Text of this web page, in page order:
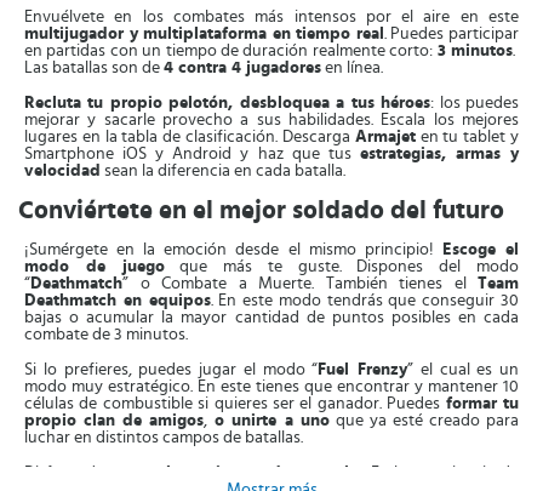
Envuélvete en los combates más intensos por el aire en este
multijugador y multiplataforma en tiempo real . Puedes participar
en partidas con un tiempo de duración realmente corto: 3 minutos.
Las batallas son de 4 contra 4 jugadores en línea.
Recluta tu propio pelotón, desbloquea a tus héroes: los puedes
mejorar y sacarle provecho a sus habilidades. Escala los mejores
lugares en la tabla de clasificación. Descarga Armajeten tu tablet y
Smartphone iOS y Android y haz que tus estrategias, armas y
velocidad sean la diferencia en cada batalla.
Conviértete en el mejor soldado del futuro
¡Sumérgete en la emoción desde el mismo principio!
Escoge el
modo de juegoque más te guste. Dispones del modo
“ Deathmatch” o Combate a Muerte. También tienes el Team
Deathmatch en equipos. En este modo tendrás que conseguir 30
bajas o acumular la mayor cantidad de puntos posibles en cada
combate de 3 minutos.
Si lo prefieres, puedes jugar el modo “ Fuel Frenzy” el cual es un
modo muy estratégico. En este tienes que encontrar y mantener 10
células de combustible si quieres ser el ganador. Puedes formar tu
propio clan de amigos, o unirte a unoque ya esté creado para
luchar en distintos campos de batallas.